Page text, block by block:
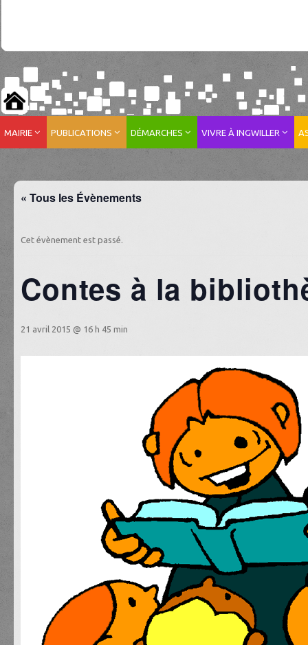
MAIRIE PUBLICATIONS DÉMARCHES VIVRE À INGWILLER
« Tous les Évènements
Cet évènement est passé.
Contes à la
21 avril 2015 @ 16 h 45 min